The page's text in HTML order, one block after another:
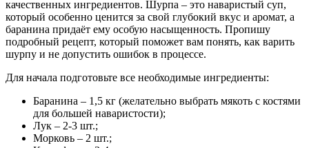
качественных ингредиентов. Шурпа – это наваристый суп,
который особенно ценится за свой глубокий вкус и аромат, а
баранина придаёт ему особую насыщенность. Пропишу
подробный рецепт, который поможет вам понять, как варить
шурпу и не допустить ошибок в процессе.
Для начала подготовьте все необходимые ингредиенты:
Баранина – 1,5 кг (желательно выбрать мякоть с костями
для большей наваристости);
Лук – 2-3 шт.;
Морковь – 2 шт.;